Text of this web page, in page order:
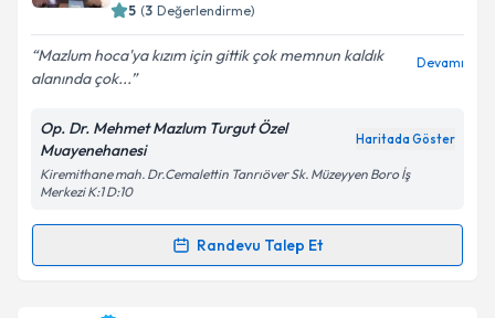
5 (3 Değerlendirme)
Mazlum hoca'ya kızım için gittik çok memnun kaldık
alanında çok...
Devamı
Op. Dr. Mehmet Mazlum Turgut Özel
Muayenehanesi
Haritada Göster
Kiremithane mah. Dr.Cemalettin Tanrıöver Sk. Müzeyyen Boro İş
Merkezi K:1 D:10
Randevu Talep Et
Randevu Takvimi Talebi